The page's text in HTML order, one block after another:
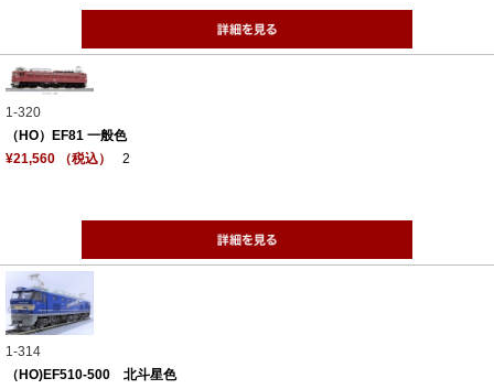
1-320
（HO）EF81 一般色
¥21,560 （税込）
2
1-314
（HO)EF510-500 北斗星色